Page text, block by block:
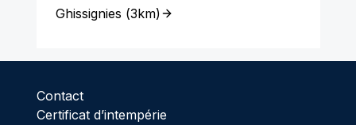
Ghissignies (3km)
Contact
Certificat d’intempérie